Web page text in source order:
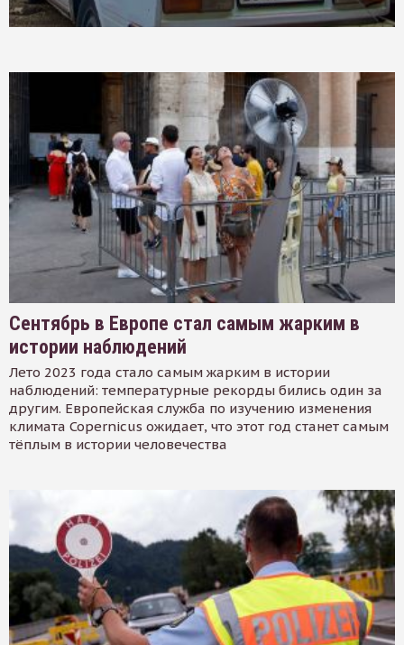
Сентябрь в Европе стал самым жарким в
истории наблюдений
Лето 2023 года стало самым жарким в истории
наблюдений: температурные рекорды бились один за
другим. Европейская служба по изучению изменения
климата Copernicus ожидает, что этот год станет самым
тёплым в истории человечества